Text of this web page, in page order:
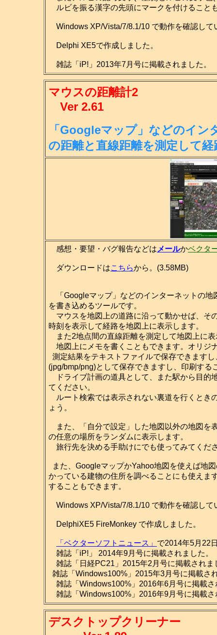
ルビを振る漢字の先頭にマークを付けること
Windows XP/Vista/7/8.1/10 で動作を確認して
Delphi XE5で作成しました。
雑誌「iP!」2013年7月号に掲載されました。
マウスの距離計2
Ver 2.61
「Googleマップ」などのイン
の距離と直線距離を測定して
感想・要望・バグ報告などは メールかベクタ
ダウンロードはこちらから。(3.58MB)
「Googleマップ」などのインターネットの地
を書き込めるツールです。
マウスを地図上の道路に沿って動かせば、そ
時刻を表示して経路を地図上に表示します。
また2地点間の直線距離を測定して地図上に
地図上にメモを書くこともできます。オリジ
測定結果をテキストファイルで保存できます
(jpg/bmp/png)として保存できますし、印刷する
ドライブ計画の道具として、また駅から目的
てください。
ルート検索では表示されない裏道を行くとき
ょう。
また、「自分で設定」した地図以外の地図を
の任意の場所をランダムに表示します。
旅行先を決める手助けにでも使ってみてくだ
また、GoogleマップかYahoo地図を使えば地
かっている建物の住所を調べることにも使えま
することもできます。
Windows XP/Vista/7/8.1/10 で動作を確認して
DelphiXE5 FireMonkey で作成しました。
「ベクターソフトニュース」 で2014年5月22
雑誌「iP!」 2014年9月号に掲載されました。
雑誌「日経PC21」2015年2月号に掲載されま
雑誌「Windows100%」2015年3月号に掲載さ
雑誌「Windows100%」2016年6月号に掲載さ
雑誌「Windows100%」2016年9月号に掲載さ
デスクトップクリーナー